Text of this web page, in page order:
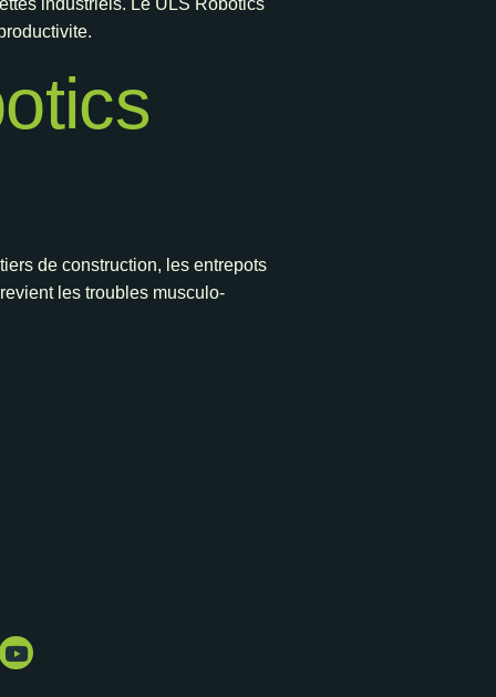
de construction, les entrepots
les troubles musculo-